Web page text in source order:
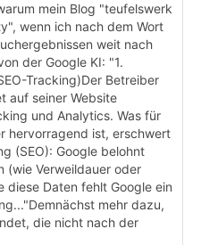
mein Blog "teufelswerk
wenn ich nach dem Wort
weit nach
der Google KI: "1.
Tracking)Der Betreiber
auf seiner Website
und Analytics. Was für
hervorragend ist, erschwert
(SEO): Google belohnt
(wie Verweildauer oder
diese Daten fehlt Google ein
mehr dazu,
die nicht nach der